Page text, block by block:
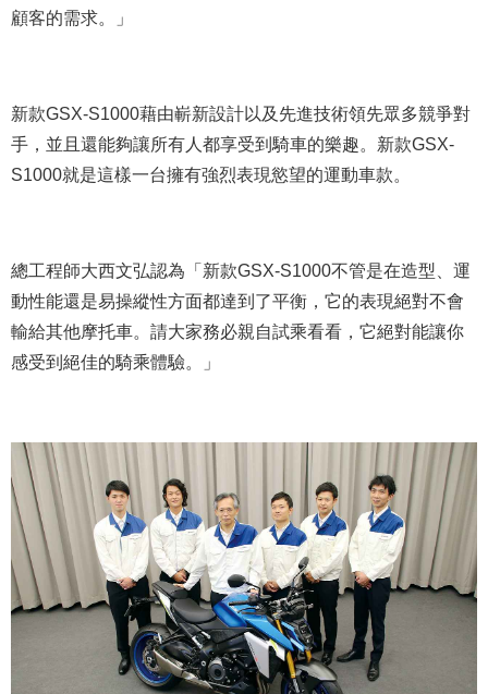
顧客的需求。」
新款GSX-S1000藉由嶄新設計以及先進技術領先眾多競爭對
手，並且還能夠讓所有人都享受到騎車的樂趣。新款GSX-
S1000就是這樣一台擁有強烈表現慾望的運動車款。
總工程師大西文弘認為「新款GSX-S1000不管是在造型、運
動性能還是易操縱性方面都達到了平衡，它的表現絕對不會
輸給其他摩托車。請大家務必親自試乘看看，它絕對能讓你
感受到絕佳的騎乘體驗。」